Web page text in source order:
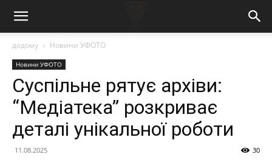
додому Новини УФОТО
Новини УФОТО
Суспільне рятує архіви:
“Медіатека” розкриває
деталі унікальної роботи
11.08.2025 30